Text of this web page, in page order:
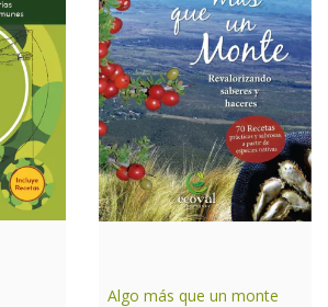
Algo más que un monte